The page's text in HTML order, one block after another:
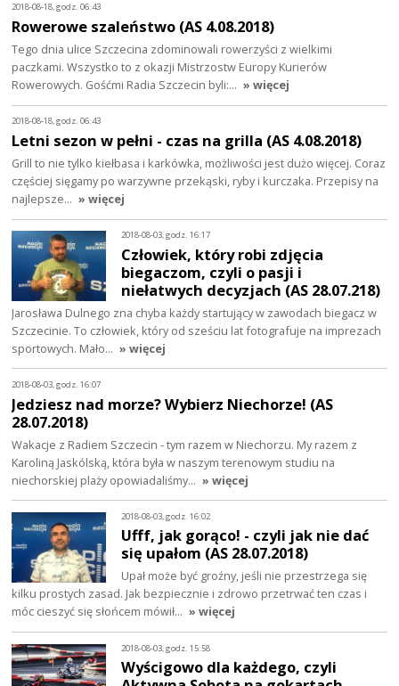
2018-08-18, godz. 06:43
Rowerowe szaleństwo (AS 4.08.2018)
Tego dnia ulice Szczecina zdominowali rowerzyści z wielkimi
paczkami. Wszystko to z okazji Mistrzostw Europy Kurierów
Rowerowych. Gośćmi Radia Szczecin byli:… » więcej
2018-08-18, godz. 06:43
Letni sezon w pełni - czas na grilla (AS 4.08.2018)
Grill to nie tylko kiełbasa i karkówka, możliwości jest dużo więcej. Coraz
częściej sięgamy po warzywne przekąski, ryby i kurczaka. Przepisy na
najlepsze… » więcej
2018-08-03, godz. 16:17
Człowiek, który robi zdjęcia
biegaczom, czyli o pasji i
niełatwych decyzjach (AS 28.07.218)
Jarosława Dulnego zna chyba każdy startujący w zawodach biegacz w
Szczecinie. To człowiek, który od sześciu lat fotografuje na imprezach
sportowych. Mało… » więcej
2018-08-03, godz. 16:07
Jedziesz nad morze? Wybierz Niechorze! (AS
28.07.2018)
Wakacje z Radiem Szczecin - tym razem w Niechorzu. My razem z
Karoliną Jaskólską, która była w naszym terenowym studiu na
niechorskiej plaży opowiadaliśmy… » więcej
2018-08-03, godz. 16:02
Ufff, jak gorąco! - czyli jak nie dać
się upałom (AS 28.07.2018)
Upał może być groźny, jeśli nie przestrzega się
kilku prostych zasad. Jak bezpiecznie i zdrowo przetrwać ten czas i
móc cieszyć się słońcem mówił… » więcej
2018-08-03, godz. 15:58
Wyścigowo dla każdego, czyli